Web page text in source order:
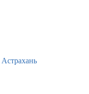
Астрахань